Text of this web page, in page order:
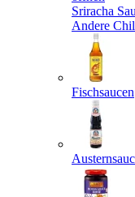
Sriracha
Andere
Fischsaucen